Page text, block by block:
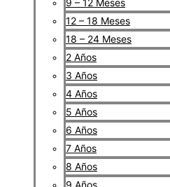
9 – 12 Meses
12 – 18 Meses
18 – 24 Meses
2 Años
3 Años
4 Años
5 Años
6 Años
7 Años
8 Años